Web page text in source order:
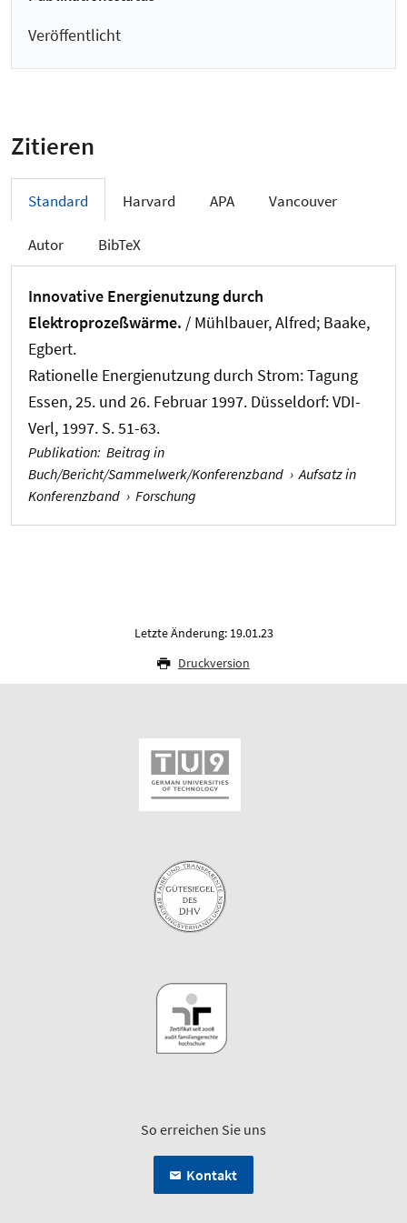
Veröffentlicht
Zitieren
Standard Harvard APA Vancouver
Autor BibTeX
Innovative Energienutzung durch
Elektroprozeßwärme. / Mühlbauer, Alfred; Baake,
Egbert.
Rationelle Energienutzung durch Strom: Tagung
Essen, 25. und 26. Februar 1997. Düsseldorf: VDI-
Verl, 1997. S. 51-63.
Publikation: Beitrag in
Buch/Bericht/Sammelwerk/Konferenzband › Aufsatz in
Konferenzband › Forschung
Letzte Änderung: 19.01.23
Druckversion
So erreichen Sie uns
Kontakt